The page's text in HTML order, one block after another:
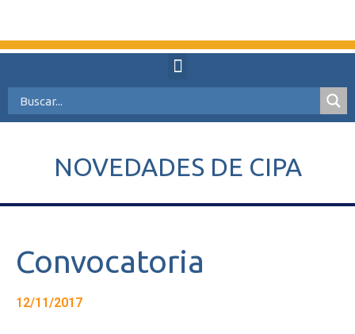
NOVEDADES DE CIPA
Convocatoria
12/11/2017